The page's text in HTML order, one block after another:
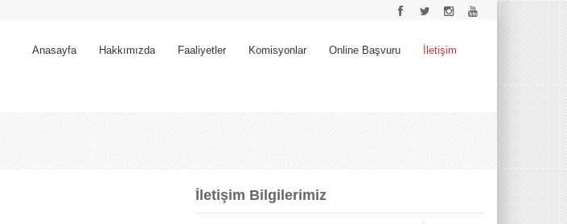
Anasayfa Hakkımızda Faaliyetler Komisyonlar Online Başvuru İletişim
İletişim Bilgilerimiz